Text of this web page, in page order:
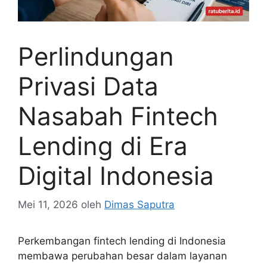
Perlindungan
Privasi Data
Nasabah Fintech
Lending di Era
Digital Indonesia
Mei 11, 2026 oleh Dimas Saputra
Perkembangan fintech lending di Indonesia
membawa perubahan besar dalam layanan